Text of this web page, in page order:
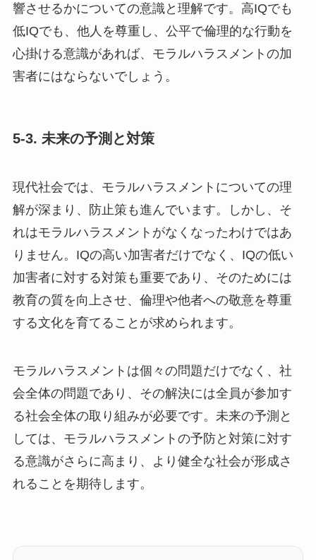
響させるかについての意識と理解です。高IQでも
低IQでも、他人を尊重し、公平で倫理的な行動を
心掛ける意識があれば、モラルハラスメントの加
害者にはならないでしょう。
5-3. 未来の予測と対策
現代社会では、モラルハラスメントについての理
解が深まり、防止策も進んでいます。しかし、そ
れはモラルハラスメントがなくなったわけではあ
りません。IQの高い加害者だけでなく、IQの低い
加害者に対する対策も重要であり、そのためには
教育の質を向上させ、倫理や他者への敬意を尊重
する文化を育てることが求められます。
モラルハラスメントは個々の問題だけでなく、社
会全体の問題であり、その解決には全員が参加す
る社会全体の取り組みが必要です。未来の予測と
しては、モラルハラスメントの予防と対策に対す
る意識がさらに高まり、より健全な社会が形成さ
れることを期待します。